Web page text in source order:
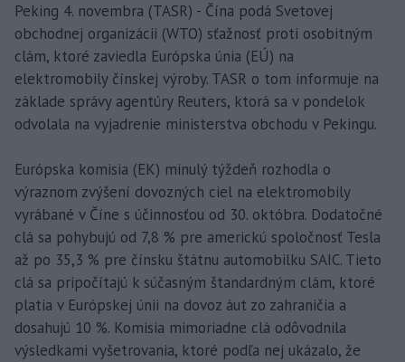
Peking 4. novembra (TASR) - Čína podá Svetovej
obchodnej organizácii (WTO) sťažnosť proti osobitným
clám, ktoré zaviedla Európska únia (EÚ) na
elektromobily čínskej výroby. TASR o tom informuje na
základe správy agentúry Reuters, ktorá sa v pondelok
odvolala na vyjadrenie ministerstva obchodu v Pekingu.
Európska komisia (EK) minulý týždeň rozhodla o
výraznom zvýšení dovozných ciel na elektromobily
vyrábané v Číne s účinnosťou od 30. októbra. Dodatočné
clá sa pohybujú od 7,8 % pre americkú spoločnosť Tesla
až po 35,3 % pre čínsku štátnu automobilku SAIC. Tieto
clá sa pripočítajú k súčasným štandardným clám, ktoré
platia v Európskej únii na dovoz áut zo zahraničia a
dosahujú 10 %. Komisia mimoriadne clá odôvodnila
výsledkami vyšetrovania, ktoré podľa nej ukázalo, že